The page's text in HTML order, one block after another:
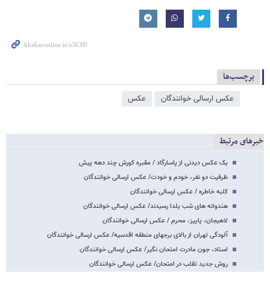
برچسب‌ها
عکس ارسالی خوانندگان عکس
خبرهای مرتبط
یک عکس دیدنی از پاسارگاد / مقبره کورش چند دهه پیش
ظرفیت دو نفر، خودم و خودت/ عکس ارسالی خوانندگان
کلبه خاطره / عکس ارسالی خوانندگان
هندوانه های شب یلدا رسیدند/ عکس ارسالی خوانندگان
لاهیجان، پاییز، محرم / عکس ارسالی خوانندگان
آلودگی تهران از بالای برجهای منطقه اقدسیه/ عکس ارسالی خوانندگان
استاد، جون مادرت امتحان نگیر/ عکس ارسالی خوانندگان
روش جدید تقلب در امتحان/ عکس ارسالی خوانندگان